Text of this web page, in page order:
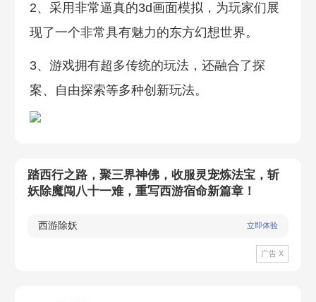
2、采用非常逼真的3d画面模拟，为玩家们展
现了一个非常具有魅力的东方幻想世界。
3、游戏拥有超多传统的玩法，还融合了探
案、自由探索等多种创新玩法。
踏西行之路，聚三界神佛，收服灵宠炼法宝，斩
妖除魔闯八十一难，重写西游宿命新篇章！
西游除妖 立即体验
广告 X